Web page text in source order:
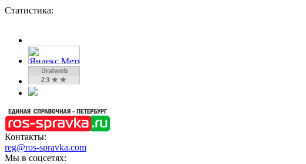
Статистика:
Контакты:
reg@ros-spravka.com
Мы в соцсетях: